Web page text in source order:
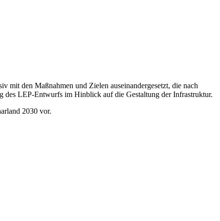
mit den Maßnahmen und Zielen auseinandergesetzt, die nach
LEP-Entwurfs im Hinblick auf die Gestaltung der Infrastruktur.
2030 vor.